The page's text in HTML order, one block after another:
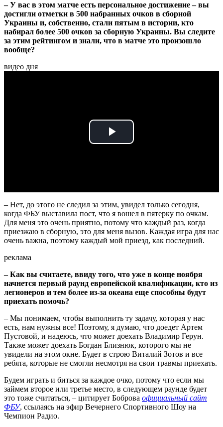
– У вас в этом матче есть персональное достижение – вы
достигли отметки в 500 набранных очков в сборной
Украины и, собственно, стали пятым в истории, кто
набирал более 500 очков за сборную Украины. Вы следите
за этим рейтингом и знали, что в матче это произошло
вообще?
видео дня
Play
– Нет, до этого не следил за этим, увидел только сегодня,
когда ФБУ выставила пост, что я вошел в пятерку по очкам.
Для меня это очень приятно, потому что каждый раз, когда
приезжаю в сборную, это для меня вызов. Каждая игра для нас
очень важна, поэтому каждый мой приезд, как последний.
реклама
– Как вы считаете, ввиду того, что уже в конце ноября
начнется первый раунд европейской квалификации, кто из
легионеров и тем более из-за океана еще способны будут
приехать помочь?
– Мы понимаем, чтобы выполнить ту задачу, которая у нас
есть, нам нужны все! Поэтому, я думаю, что доедет Артем
Пустовой, и надеюсь, что может доехать Владимир Герун.
Также может доехать Богдан Близнюк, которого мы не
увидели на этом окне. Будет в строю Виталий Зотов и все
ребята, которые не смогли несмотря на свои травмы приехать.
Будем играть и биться за каждое очко, потому что если мы
займем второе или третье место, в следующем раунде будет
это тоже считаться, – цитирует Боброва официальный сайт
ФБУ, ссылаясь на эфир Вечернего Спортивного Шоу на
Чемпион Радио.